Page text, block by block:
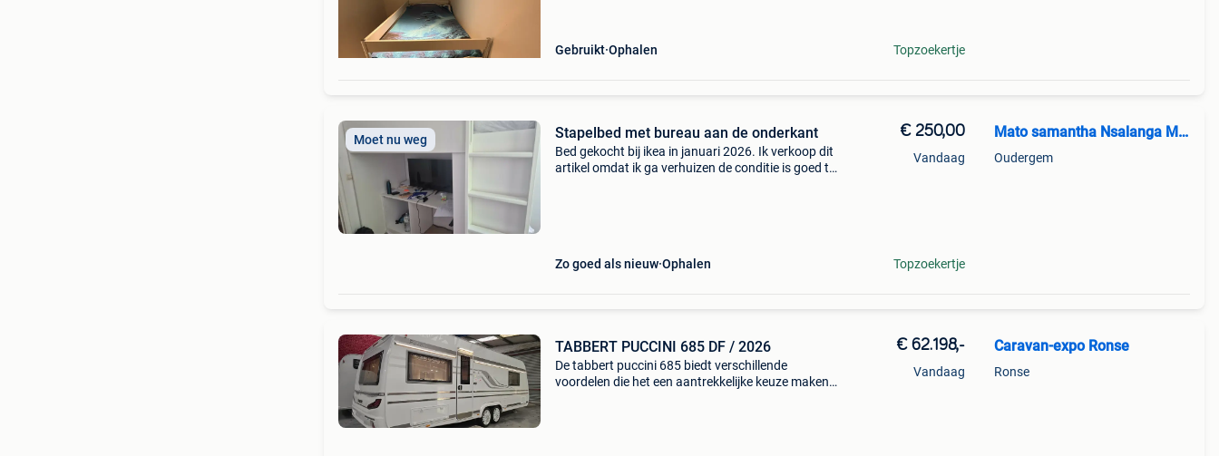
Gebruikt Ophalen Topzoekertje
Moet nu weg Stapelbed met bureau aan de onderkant
Bed gekocht bij ikea in januari 2026. Ik verkoop dit
artikel omdat ik ga verhuizen de conditie is goed tot
Zo goed als nieuw Ophalen
€ 250,00
Vandaag
Topzoekertje
Mato samantha Nsalanga Maruc
Oudergem
TABBERT PUCCINI 685 DF / 2026
De tabbert puccini 685 biedt verschillende
voordelen die het een aantrekkelijke keuze maken
€ 62.198,-
Vandaag
Caravan-expo Ronse
Ronse